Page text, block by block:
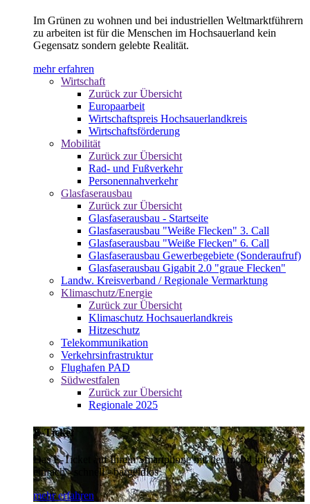
Im Grünen zu wohnen und bei industriellen Weltmarktführern
zu arbeiten ist für die Menschen im Hochsauerland kein
Gegensatz sondern gelebte Realität.
mehr erfahren
Wirtschaft
Zurück zur Übersicht
Europaarbeit
Wirtschaftspreis Hochsauerlandkreis
Wirtschaftsförderung
Mobilität
Zurück zur Übersicht
Rad- und Fußverkehr
Personennahverkehr
Glasfaserausbau
Zurück zur Übersicht
Glasfaserausbau - Startseite
Glasfaserausbau "Weiße Flecken" 3. Call
Glasfaserausbau "Weiße Flecken" 6. Call
Glasfaserausbau Gewerbegebiete (Sonderaufruf)
Glasfaserausbau Gigabit 2.0 "graue Flecken"
Landw. Kreisverband / Regionale Vermarktung
Klimaschutz/Energie
Zurück zur Übersicht
Klimaschutz Hochsauerlandkreis
Hitzeschutz
Telekommunikation
Verkehrsinfrastruktur
Flughafen PAD
Südwestfalen
Zurück zur Übersicht
Regionale 2025
E-Ticket
Das E-Ticket auf Ihrem Smartphone mit der mobil info App -
einfach - schnell - bargeldlos
mehr erfahren